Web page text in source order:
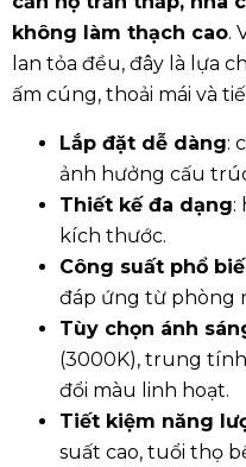
không làm thạch cao.
lan tỏa đều, đây là lựa
ấm cúng, thoải mái và
Lắp đặt dễ dàng:
ảnh hưởng cấu
Thiết kế đa dạng:
kích thước.
Công suất phổ
đáp ứng từ phòng
Tùy chọn ánh
(3000K), trung
đổi màu linh hoạt.
Tiết kiệm năng
suất cao, tuổi thọ